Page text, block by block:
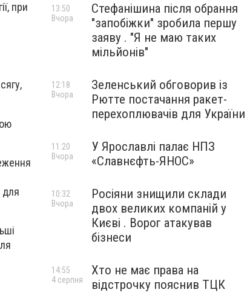
при
для
Стефанішина після обрання
"запобіжки" зробила першу
заяву . "Я не маю таких
мільйонів"
13:50
Вчора
Зеленський обговорив із
Рютте постачання ракет-
перехоплювачів для України
12:18
Вчора
У Ярославлі палає НПЗ
«Славнєфть-ЯНОС»
11:20
Вчора
Росіяни знищили склади
двох великих компаній у
Києві . Ворог атакував
бізнеси
10:32
Вчора
Хто не має права на
відстрочку пояснив ТЦК
14:55
4 серпня